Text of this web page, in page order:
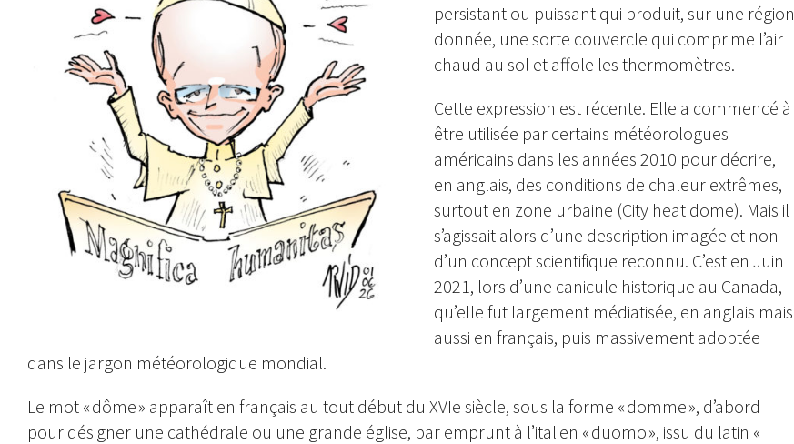
persistant ou puissant qui produit, sur une région
donnée, une sorte couvercle qui comprime l’air
chaud au sol et affole les thermomètres.
Cette expression est récente. Elle a commencé à
être utilisée par certains météorologues
américains dans les années 2010 pour décrire,
en anglais, des conditions de chaleur extrêmes,
surtout en zone urbaine (City heat dome). Mais il
s’agissait alors d’une description imagée et non
d’un concept scientifique reconnu. C’est en Juin
2021, lors d’une canicule historique au Canada,
qu’elle fut largement médiatisée, en anglais mais
aussi en français, puis massivement adoptée
dans le jargon météorologique mondial.
Le mot « dôme » apparaît en français au tout début du XVIe siècle, sous la forme « domme », d’abord
pour désigner une cathédrale ou une grande église, par emprunt à l’italien « duomo », issu du latin «